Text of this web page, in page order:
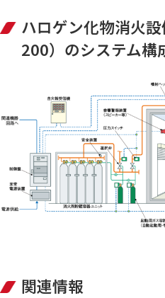
ハロゲン化物消火
200）のシステム構
関連情報